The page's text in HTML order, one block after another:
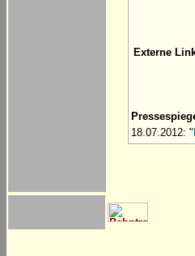
Externe
18.07.2012: "